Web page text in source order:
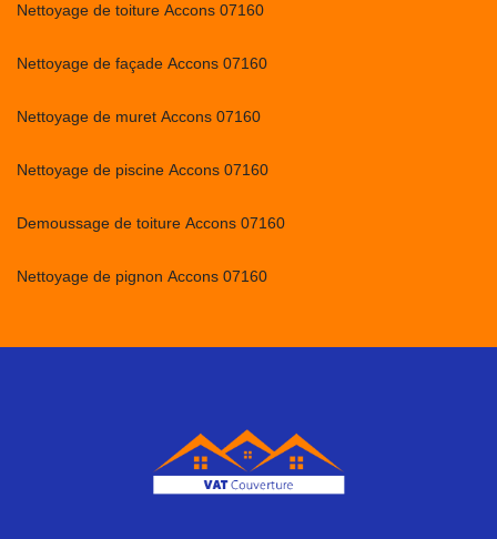
Nettoyage de toiture Accons 07160
Nettoyage de façade Accons 07160
Nettoyage de muret Accons 07160
Nettoyage de piscine Accons 07160
Demoussage de toiture Accons 07160
Nettoyage de pignon Accons 07160